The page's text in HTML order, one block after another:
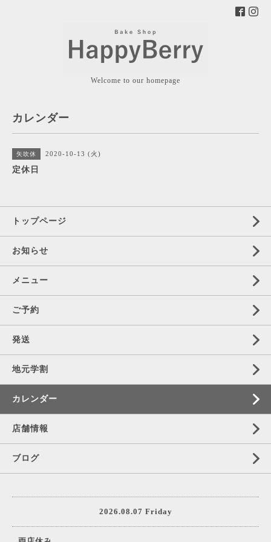
Welcome to our homepage
カレンダー
矢吹休 2020-10-13 (火)
定休日
トップページ
お知らせ
メニュー
ご予約
発送
地元学割
カレンダー
店舗情報
ブログ
2026.08.07 Friday